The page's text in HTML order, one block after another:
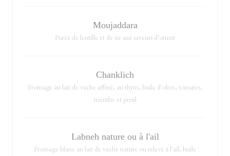
Moujaddara
Purée de lentille et de riz aux saveurs d’orient
Chanklich
Fromage au lait de vache affiné, au thym, huile d'olive, tomates,
menthe et persil
Labneh nature ou à l'ail
Fromage blanc au lait de vache nature ou relevé à l'ail, huile